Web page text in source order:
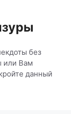
без
или Вам
данный